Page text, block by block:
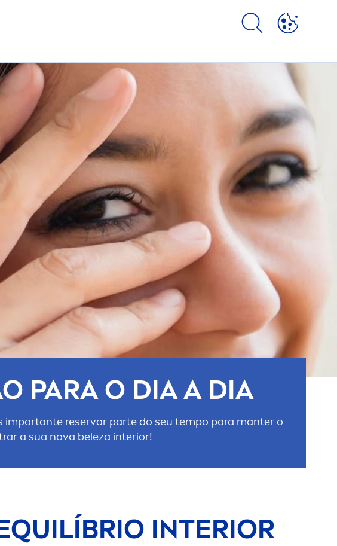
PARA O DIA A DIA
importante reservar parte do seu tempo para manter o
a sua nova beleza interior!
INTERIOR